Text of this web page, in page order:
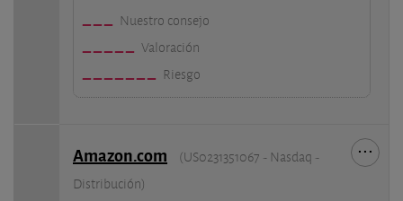
Nuestro consejo
Valoración
Riesgo
Amazon.com
(US0231351067 - Nasdaq -
Distribución)